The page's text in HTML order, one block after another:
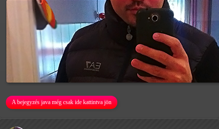
A bejegyzés java még csak ide kattintva jön